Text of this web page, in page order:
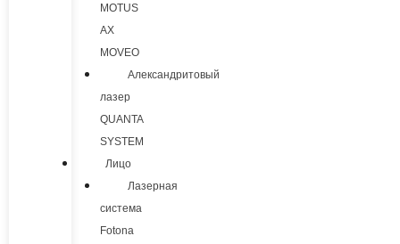
MOTUS
AX
MOVEO
Александритовый
лазер
QUANTA
SYSTEM
Лицо
Лазерная
система
Fotona